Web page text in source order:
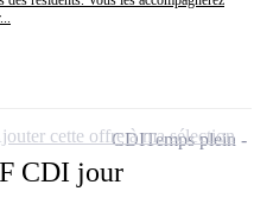
CDI jour
CDITemps plein
cette offre à ma sélection